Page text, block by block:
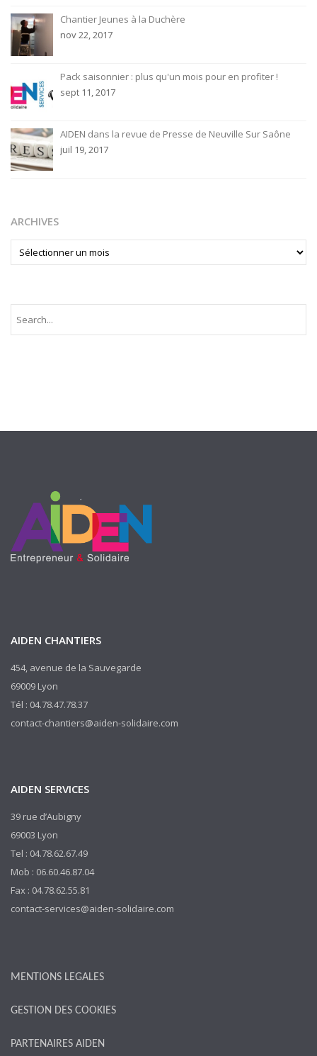
Chantier Jeunes à la Duchère
nov 22, 2017
Pack saisonnier : plus qu'un mois pour en profiter !
sept 11, 2017
AIDEN dans la revue de Presse de Neuville Sur Saône
juil 19, 2017
ARCHIVES
ARCHIVES
AIDEN CHANTIERS
454, avenue de la Sauvegarde
69009 Lyon
Tél : 04.78.47.78.37
contact-chantiers@aiden-solidaire.com
AIDEN SERVICES
39 rue d’Aubigny
69003 Lyon
Tel : 04.78.62.67.49
Mob : 06.60.46.87.04
Fax : 04.78.62.55.81
contact-services@aiden-solidaire.com
MENTIONS LEGALES
GESTION DES COOKIES
PARTENAIRES AIDEN